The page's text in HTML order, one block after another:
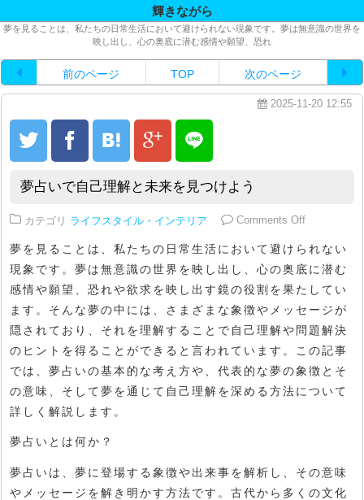
輝きながら
夢を見ることは、私たちの日常生活において避けられない現象です。夢は無意識の世界を
映し出し、心の奥底に潜む感情や願望、恐れ
前のページ TOP 次のページ
2025-11-20 12:55
夢占いで自己理解と未来を見つけよう
カテゴリ ライフスタイル・インテリア Comments Offon 夢占い
夢を見ることは、私たちの日常生活において避けられない
現象です。夢は無意識の世界を映し出し、心の奥底に潜む
感情や願望、恐れや欲求を映し出す鏡の役割を果たしてい
ます。そんな夢の中には、さまざまな象徴やメッセージが
隠されており、それを理解することで自己理解や問題解決
のヒントを得ることができると言われています。この記事
では、夢占いの基本的な考え方や、代表的な夢の象徴とそ
の意味、そして夢を通じて自己理解を深める方法について
詳しく解説します。
夢占いとは何か？
夢占いは、夢に登場する象徴や出来事を解析し、その意味
やメッセージを解き明かす方法です。古代から多くの文化